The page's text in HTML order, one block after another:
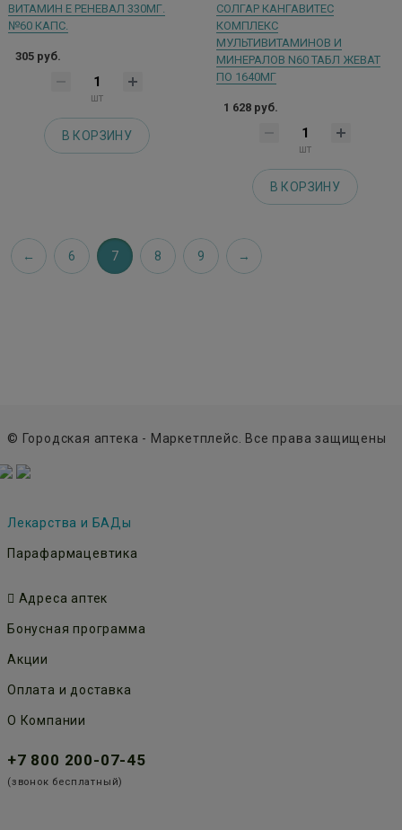
ВИТАМИН Е РЕНЕВАЛ 330МГ.
№60 КАПС.
305 руб.
шт
В КОРЗИНУ
СОЛГАР КАНГАВИТЕС
КОМПЛЕКС
МУЛЬТИВИТАМИНОВ И
МИНЕРАЛОВ N60 ТАБЛ ЖЕВАТ
ПО 1640МГ
1 628 руб.
шт
В КОРЗИНУ
6 7 8 9
© Городская аптека - Маркетплейс. Все права защищены
Лекарства и БАДы
Парафармацевтика
Адреса аптек
Бонусная программа
Акции
Оплата и доставка
О Компании
+7 800 200-07-45
(звонок бесплатный)